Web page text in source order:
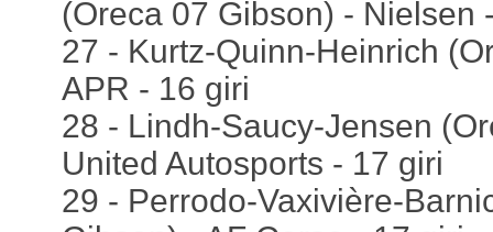
(Oreca 07 Gibson) - Nielsen
27 - Kurtz-Quinn-Heinrich
APR - 16 giri
28 - Lindh-Saucy-Jensen
United Autosports - 17 giri
29 - Perrodo-Vaxivière-